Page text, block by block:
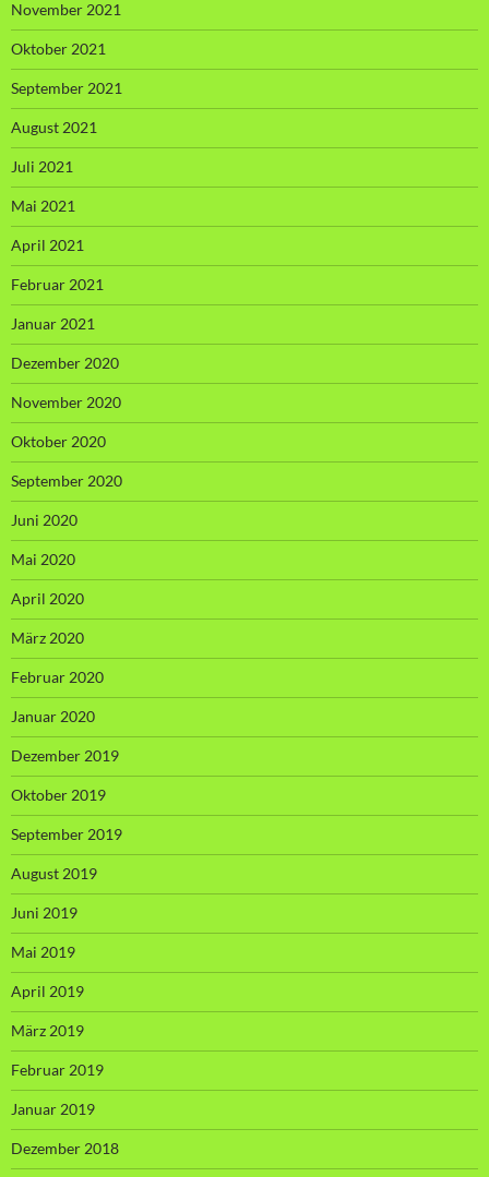
November 2021
Oktober 2021
September 2021
August 2021
Juli 2021
Mai 2021
April 2021
Februar 2021
Januar 2021
Dezember 2020
November 2020
Oktober 2020
September 2020
Juni 2020
Mai 2020
April 2020
März 2020
Februar 2020
Januar 2020
Dezember 2019
Oktober 2019
September 2019
August 2019
Juni 2019
Mai 2019
April 2019
März 2019
Februar 2019
Januar 2019
Dezember 2018